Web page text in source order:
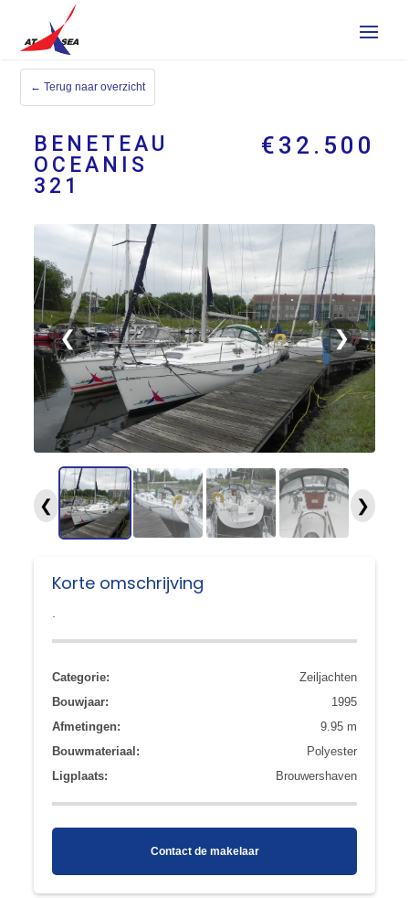
← Terug naar overzicht
BENETEAU
OCEANIS
321
€32.500
❮ ❯
❮ ❯
Korte omschrijving
Categorie:
Zeiljachten
Bouwjaar:
1995
Afmetingen:
9.95 m
Bouwmateriaal:
Polyester
Ligplaats:
Brouwershaven
Contact de makelaar